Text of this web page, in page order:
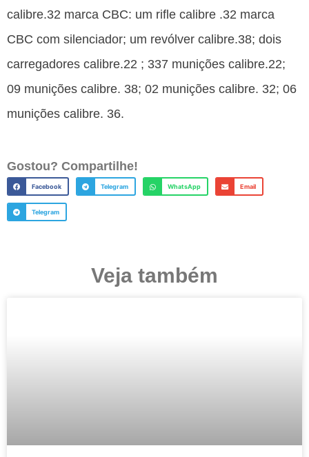
calibre.32 marca CBC: um rifle calibre .32 marca
CBC com silenciador; um revólver calibre.38; dois
carregadores calibre.22 ; 337 munições calibre.22;
09 munições calibre. 38; 02 munições calibre. 32; 06
munições calibre. 36.
Gostou? Compartilhe!
Facebook Telegram WhatsApp Email
Telegram
Veja também